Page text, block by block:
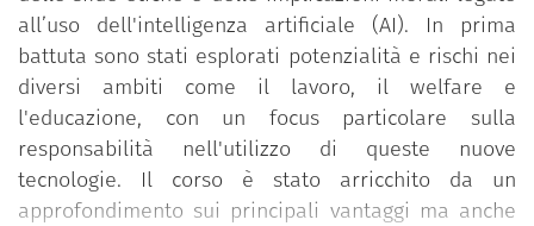
all’uso dell'intelligenza artificiale (AI). In prima
battuta sono stati esplorati potenzialità e rischi nei
diversi ambiti come il lavoro, il welfare e
l'educazione, con un focus particolare sulla
responsabilità nell'utilizzo di queste nuove
tecnologie. Il corso è stato arricchito da un
approfondimento sui principali vantaggi ma anche